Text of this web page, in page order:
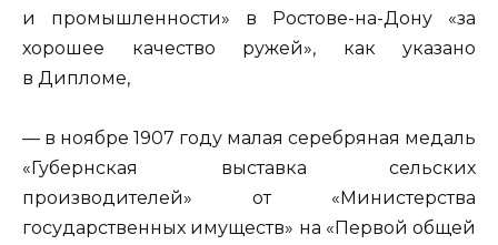
и промышленности» в Ростове-на-Дону «за
хорошее качество ружей», как указано
в Дипломе,
— в ноябре 1907 году малая серебряная медаль
«Губернская выставка сельских
производителей» от «Министерства
государственных имуществ» на «Первой общей